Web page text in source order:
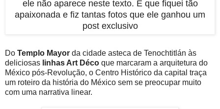
ele não aparece neste texto. É que fiquei tão
apaixonada e fiz tantas fotos que ele ganhou um
post exclusivo
Do Templo Mayor da cidade asteca de Tenochtitlán às
deliciosas linhas Art Déco que marcaram a arquitetura do
México pós-Revolução, o Centro Histórico da capital traça
um roteiro da história do México sem se preocupar muito
com uma narrativa linear.